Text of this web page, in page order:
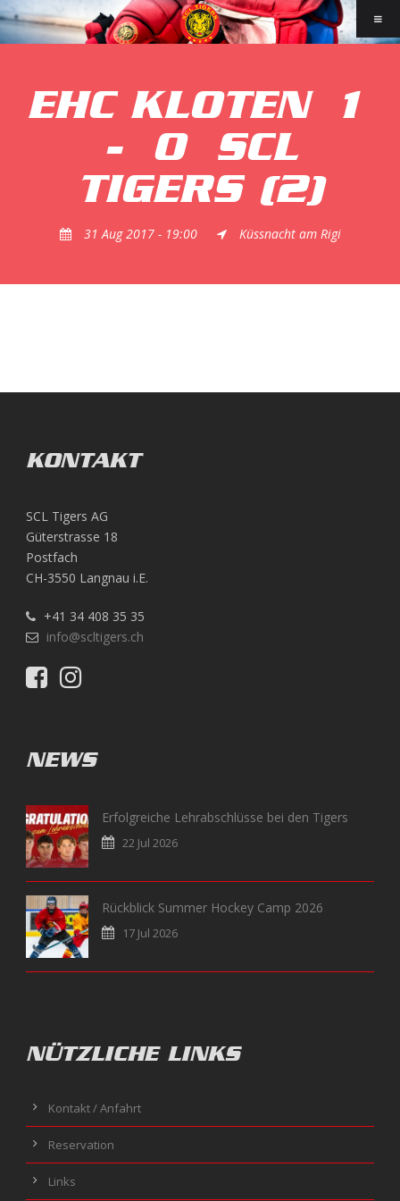
EHC KLOTEN
1
-
0
SCL
TIGERS (2)
31 Aug 2017 - 19:00 Küssnacht am Rigi
KONTAKT
SCL Tigers AG
Güterstrasse 18
Postfach
CH-3550 Langnau i.E.
+41 34 408 35 35
info@scltigers.ch
NEWS
Erfolgreiche Lehrabschlüsse bei den Tigers
22 Jul 2026
Rückblick Summer Hockey Camp 2026
17 Jul 2026
NÜTZLICHE LINKS
Kontakt / Anfahrt
Reservation
Links